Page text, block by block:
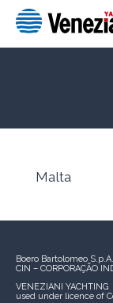
Malta
Boero Bartolomeo S.p.A.
CIN – CORPORAÇÃO
VENEZIANI YACHTING
used under licence of